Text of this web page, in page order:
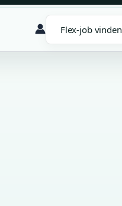
Flex-job vinden